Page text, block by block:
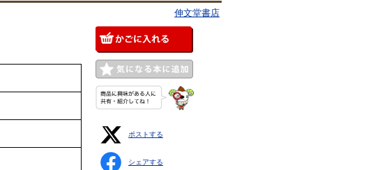
伸文堂書店
ポストする
シェアする